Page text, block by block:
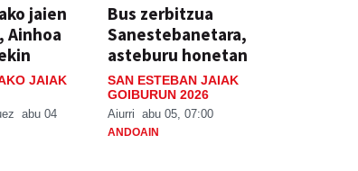
jaien
Ainhoa
JAIAK
abu 04
Bus zerbitzua
Sanestebanetara,
asteburu honetan
SAN ESTEBAN JAIAK
GOIBURUN 2026
Aiurri abu 05, 07:00
ANDOAIN